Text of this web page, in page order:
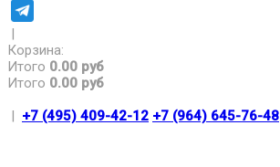
|
Корзина:
Итого 0.00 руб
Итого 0.00 руб
| +7 (495) 409-42-12 +7 (964) 645-76-48